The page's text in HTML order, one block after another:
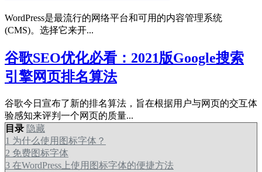
WordPress是最流行的网络平台和可用的内容管理系统
(CMS)。选择它来开...
谷歌SEO优化必看：2021版Google搜索
引擎网页排名算法
谷歌今日宣布了新的排名算法，旨在根据用户与网页的交互体
验感知来评判一个网页的质量...
目录 隐藏
1 为什么使用图标字体？
2 免费图标字体
3 在WordPress上使用图标字体的便捷方法